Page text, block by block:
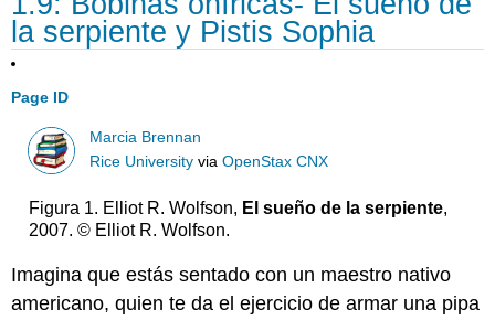
la serpiente y Pistis Sophia
Page ID
Marcia Brennan
Rice University viaOpenStax CNX
Figura 1. Elliot R. Wolfson, El sueño de la serpiente,
2007. © Elliot R. Wolfson.
Imagina que estás sentado con un maestro nativo
americano, quien te da el ejercicio de armar una pipa